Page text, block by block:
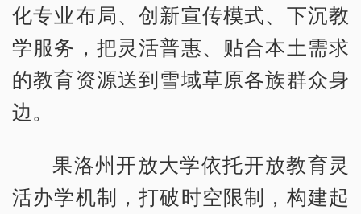
化专业布局、创新宣传模式、下沉教
学服务，把灵活普惠、贴合本土需求
的教育资源送到雪域草原各族群众身
边。
果洛州开放大学依托开放教育灵
活办学机制，打破时空限制，构建起